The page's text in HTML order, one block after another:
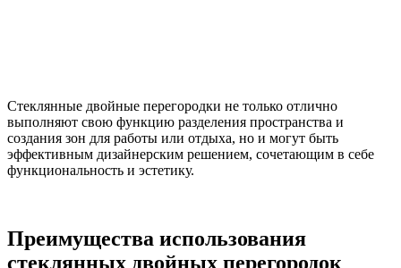
Стеклянные двойные перегородки не только отлично
выполняют свою функцию разделения пространства и
создания зон для работы или отдыха, но и могут быть
эффективным дизайнерским решением, сочетающим в себе
функциональность и эстетику.
Преимущества использования
стеклянных двойных перегородок